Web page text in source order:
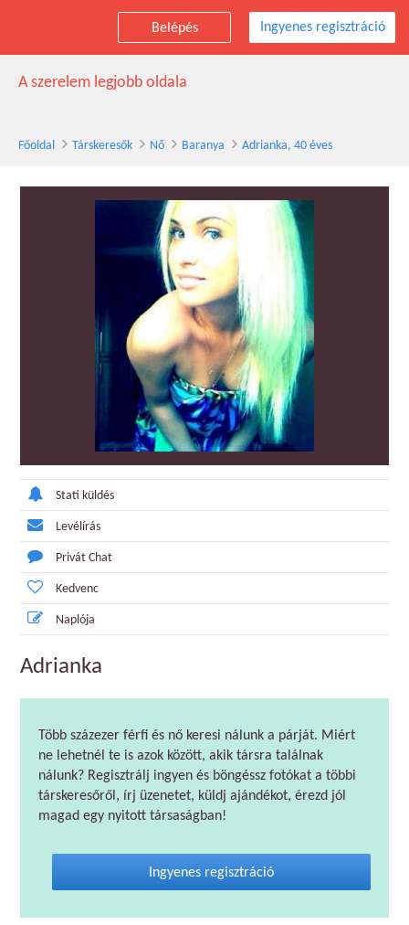
Belépés Ingyenes regisztráció
Adrianka társkereső nő, 40 éves, Baranya
A szerelem legjobb oldala
Főoldal Társkeresők Nő Baranya Adrianka, 40 éves
Stati küldés
Levélírás
Privát Chat
Kedvenc
Naplója
Adrianka
Több százezer férfi és nő keresi nálunk a párját. Miért
ne lehetnél te is azok között, akik társra találnak
nálunk? Regisztrálj ingyen és böngéssz fotókat a többi
társkeresőről, írj üzenetet, küldj ajándékot, érezd jól
magad egy nyitott társaságban!
Ingyenes regisztráció